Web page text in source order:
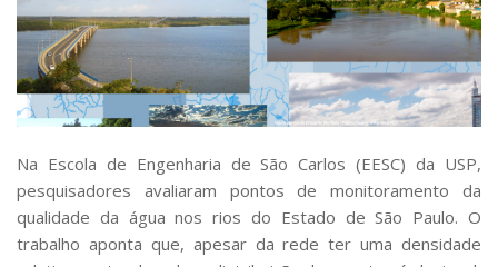
Iniciação Científica
Transferência de Tecnologia
Empresas Juniores
Extensão à Comunidade
Projetos, Programas e Cursos
Museus e Espaços Interativos
Serviços
Bibliotecas
Apoio ao Estudante
Na Escola de Engenharia de São Carlos (EESC) da USP,
pesquisadores avaliaram pontos de monitoramento da
qualidade da água nos rios do Estado de São Paulo. O
trabalho aponta que, apesar da rede ter uma densidade